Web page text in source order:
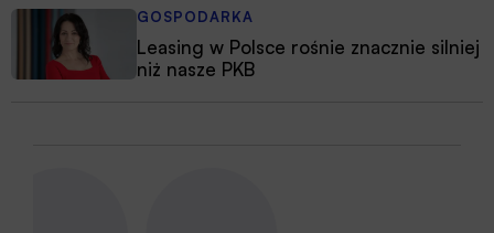
GOSPODARKA
Leasing w Polsce rośnie znacznie silniej
niż nasze PKB